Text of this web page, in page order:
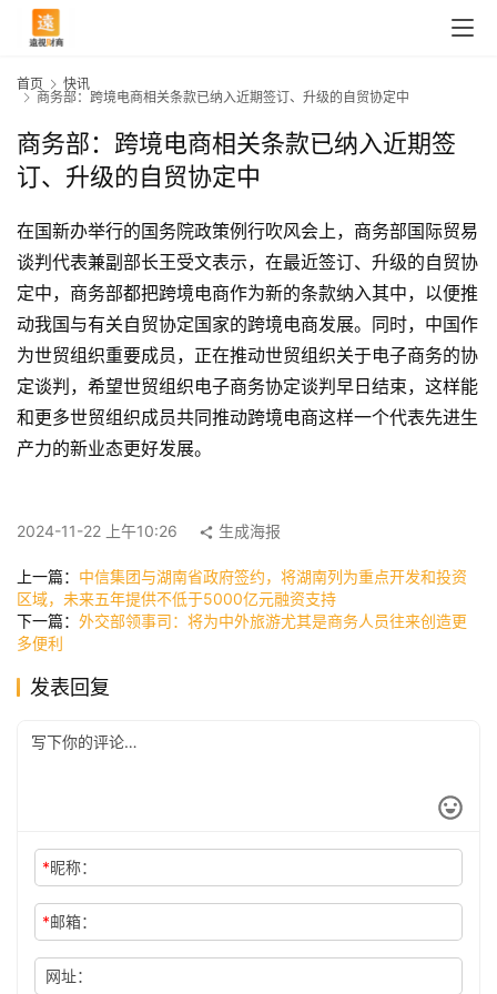
首
页
快
公
时
技
首页
快讯
商务部：跨境电商相关条款已纳入近期签订、升级的自贸协定中
商务部：跨境电商相关条款已纳入近期签
订、升级的自贸协定中
在国新办举行的国务院政策例行吹风会上，商务部国际贸易
谈判代表兼副部长王受文表示，在最近签订、升级的自贸协
定中，商务部都把跨境电商作为新的条款纳入其中，以便推
动我国与有关自贸协定国家的跨境电商发展。同时，中国作
为世贸组织重要成员，正在推动世贸组织关于电子商务的协
定谈判，希望世贸组织电子商务协定谈判早日结束，这样能
和更多世贸组织成员共同推动跨境电商这样一个代表先进生
产力的新业态更好发展。
2024-11-22 上午10:26 生成海报
上一篇： 中信集团与湖南省政府签约，将湖南列为重点开发和投资
区域，未来五年提供不低于5000亿元融资支持
下一篇： 外交部领事司：将为中外旅游尤其是商务人员往来创造更
多便利
发表回复
*昵称：
*邮箱：
网址：